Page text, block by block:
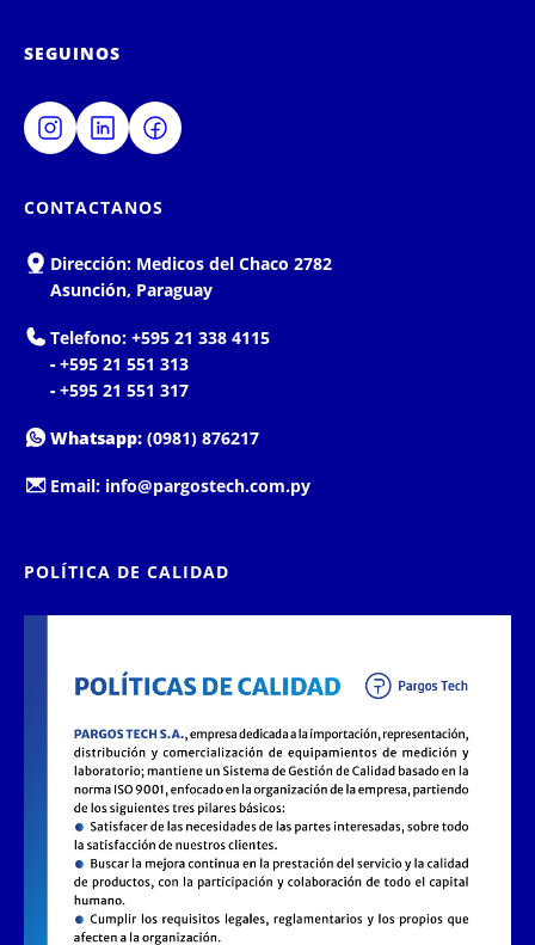
SEGUINOS
CONTACTANOS
Dirección: Medicos del Chaco 2782
Asunción, Paraguay
Telefono: +595 21 338 4115
-+595 21 551 313
-+595 21 551 317
Whatsapp: (0981) 876217
Email: info@pargostech.com.py
POLÍTICA DE CALIDAD